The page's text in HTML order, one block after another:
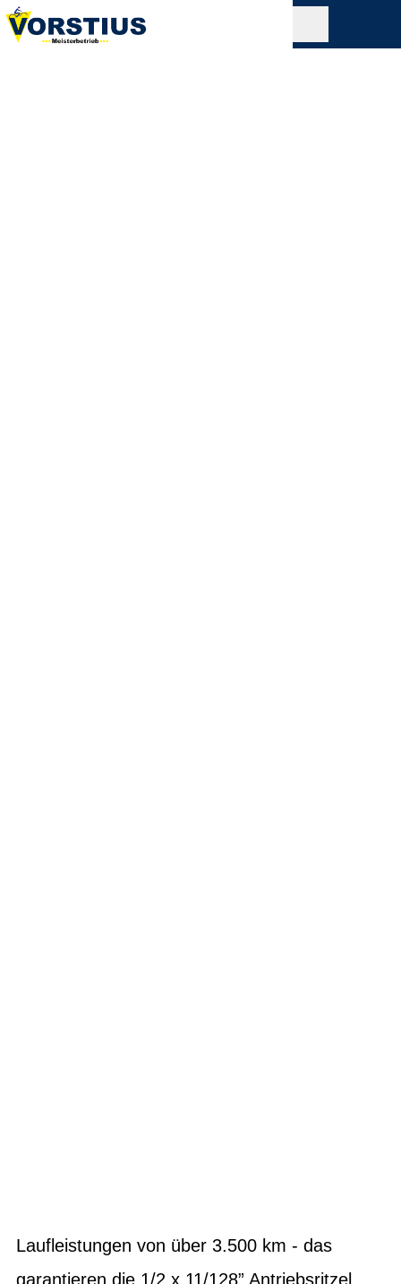
Laufleistungen von über 3.500 km - das
garantieren die 1/2 x 11/128” Antriebsritzel